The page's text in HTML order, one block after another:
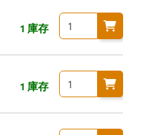
1 庫存
1 庫存